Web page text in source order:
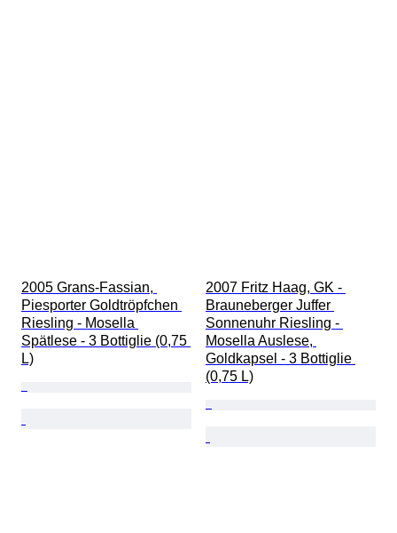
2005 Grans-Fassian,
Piesporter Goldtröpfchen
Riesling - Mosella
Spätlese - 3 Bottiglie (0,75
L)
2007 Fritz Haag, GK -
Brauneberger Juffer
Sonnenuhr Riesling -
Mosella Auslese,
Goldkapsel - 3 Bottiglie
(0,75 L)